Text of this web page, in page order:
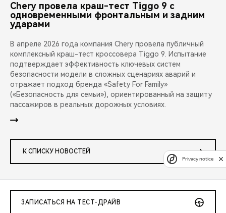
Chery провела краш-тест Tiggo 9 с
одновременными фронтальным и задним
ударами
В апреле 2026 года компания Chery провела публичный
комплексный краш-тест кроссовера Tiggo 9. Испытание
подтверждает эффективность ключевых систем
безопасности модели в сложных сценариях аварий и
отражает подход бренда «Safety For Family»
(«Безопасность для семьи»), ориентированный на защиту
пассажиров в реальных дорожных условиях.
К СПИСКУ НОВОСТЕЙ
ЗАПИСАТЬСЯ НА ТЕСТ-ДРАЙВ
Privacy notice